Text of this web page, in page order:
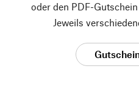
oder den PDF-
Jeweils